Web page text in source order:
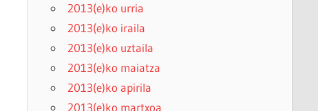
2013(e)ko urria
2013(e)ko iraila
2013(e)ko uztaila
2013(e)ko maiatza
2013(e)ko apirila
2013(e)ko martxoa